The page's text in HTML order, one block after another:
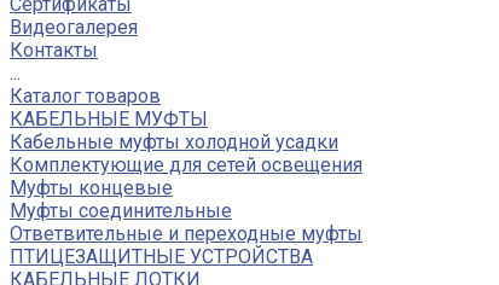
Видеогалерея
Контакты
...
Каталог товаров
КАБЕЛЬНЫЕ МУФТЫ
Кабельные муфты холодной усадки
Комплектующие для сетей освещения
Муфты концевые
Муфты соединительные
Ответвительные и переходные муфты
ПТИЦЕЗАЩИТНЫЕ УСТРОЙСТВА
КАБЕЛЬНЫЕ ЛОТКИ